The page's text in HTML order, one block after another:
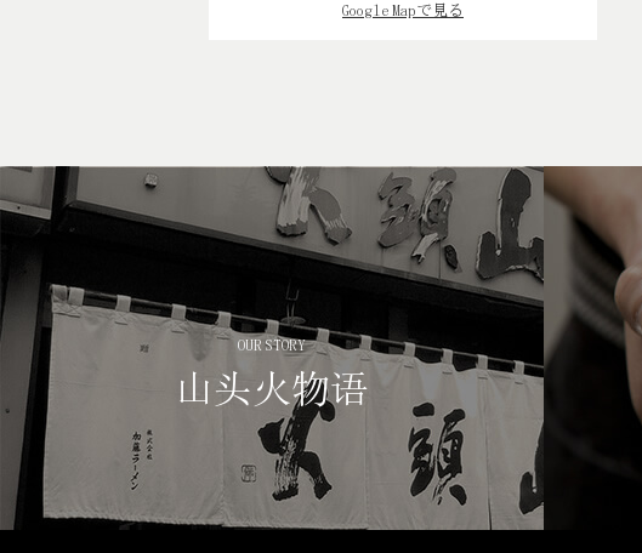
Google Mapで見る
OUR STORY
山头火物语